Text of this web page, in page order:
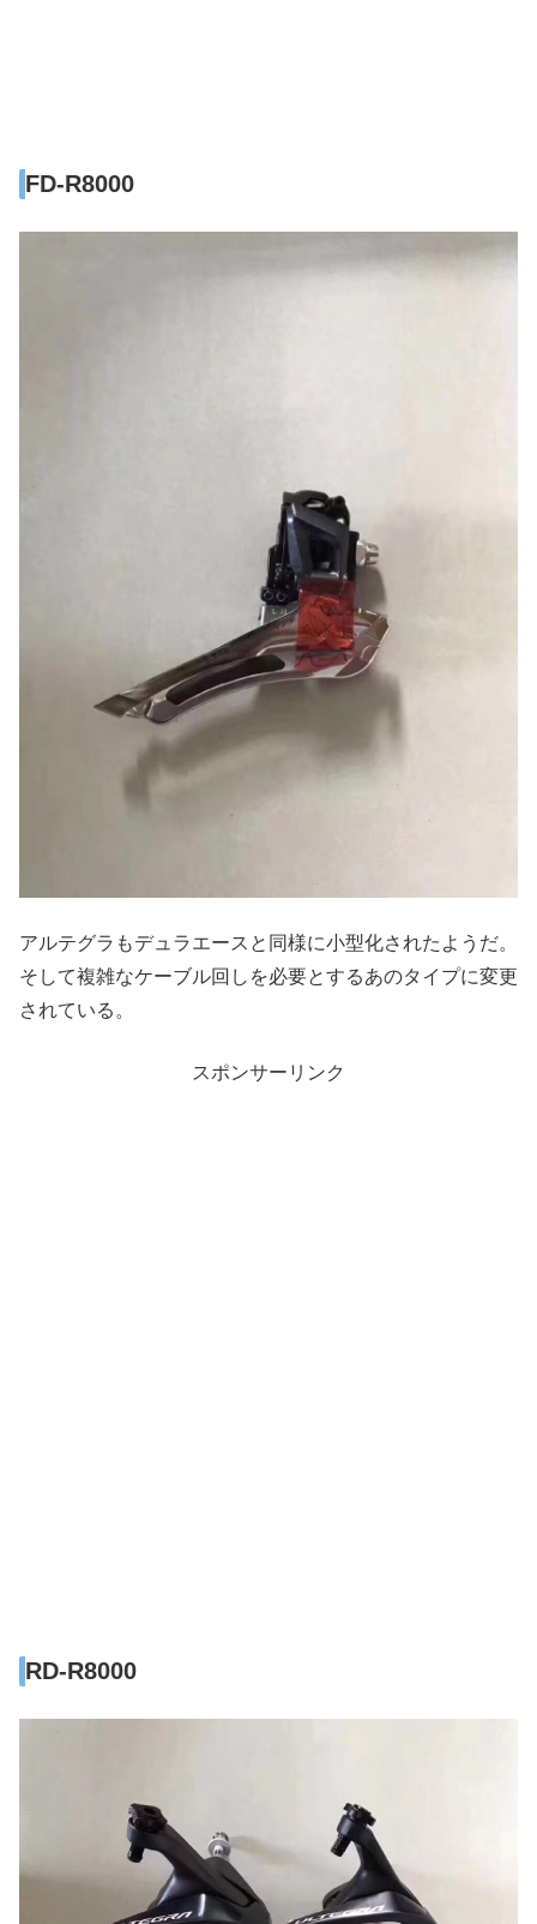
FD-R8000
アルテグラもデュラエースと同様に小型化されたようだ。
そして複雑なケーブル回しを必要とするあのタイプに変更
されている。
スポンサーリンク
RD-R8000